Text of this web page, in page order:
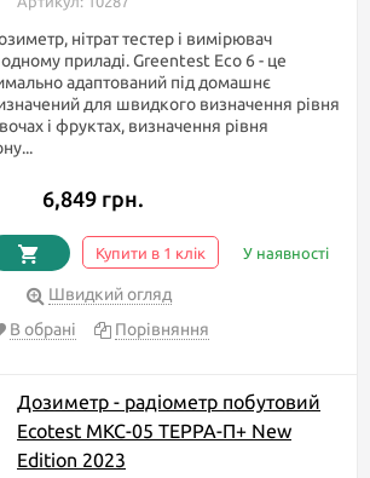
нітрат тестер і вимірювач
приладі. Greentest Eco 6 - це
адаптований під домашнє
для швидкого визначення рівня
і фруктах, визначення рівня
6,849 грн.
Купити в 1 клік У наявності
Швидкий огляд
В обрані
Порівняння
Дозиметр - радіометр побутовий
Ecotest МКС-05 TEPPA-П+ New
Edition 2023